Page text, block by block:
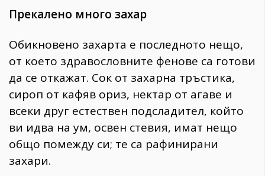
Прекалено много захар
Обикновено захарта е последното нещо,
от което здравословните фенове са готови
да се откажат. Сок от захарна тръстика,
сироп от кафяв ориз, нектар от агаве и
всеки друг естествен подсладител, който
ви идва на ум, освен стевия, имат нещо
общо помежду си; те са рафинирани
захари.